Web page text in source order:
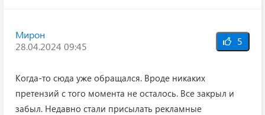
Мирон
28.04.2024 09:45
5
Когда-то сюда уже обращался. Вроде никаких
претензий с того момента не осталось. Все закрыл и
забыл. Недавно стали присылать рекламные